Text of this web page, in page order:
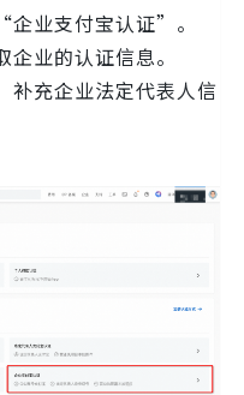
业支付宝认证”。
业的认证信息。
补充企业法定代表人信